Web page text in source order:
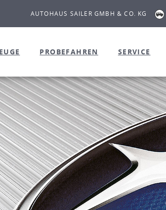
AUTOHAUS SAILER GMBH & CO. KG
PROBEFAHREN SERVICE